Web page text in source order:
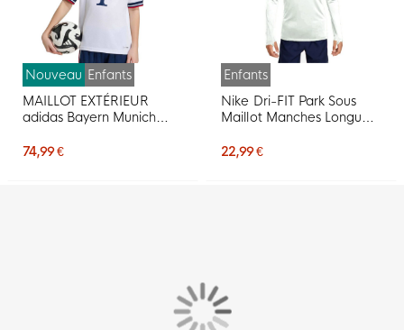
Nouveau Enfants
MAILLOT EXTÉRIEUR
adidas Bayern Munich
74,99 €
Enfants
Nike Dri-FIT Park Sous
Maillot Manches Longues
22,99 €